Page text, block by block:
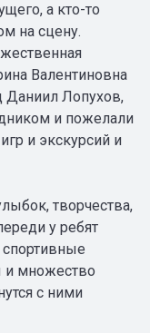
а кто-то
на сцену.
Валентиновна
Даниил Лопухов,
и пожелали
и экскурсий и
творчества,
у ребят
и множество
с ними